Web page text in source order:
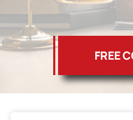
CONTACTO
FREE